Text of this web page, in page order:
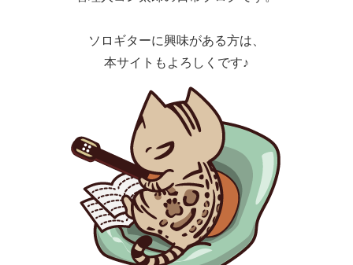
ソロギターに興味がある方は、
本サイトもよろしくです♪